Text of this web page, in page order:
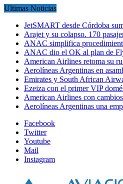
Ultimas Noticias
JetSMART desde Córdoba
Arajet y su colapso. 170
ANAC simplifica
ANAC dio el OK al plan de
American Airlines retoma su
Aerolíneas Argentinas en
Emirates y South African
Ezeiza con el primer VIP
American Airlines con
Aerolíneas Argentinas una
Facebook
Twitter
Youtube
Mail
Instagram